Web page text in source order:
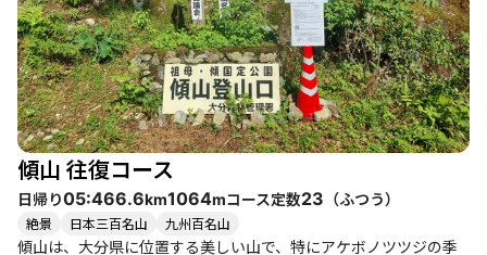
時には渡渉を経験し、自然の中での冒険感を味わいます。 また、
傾山の魅力は登山だけに留まらず、周辺には長湯温泉や竹田市の
観光スポットもあり、登山後のリフレッシュにも最適です。特
に、長湯温泉の重炭酸泉は疲れを癒してくれることでしょう。登
山者たちは、山行の後に仲間とともに乾杯を楽しむことも多く、
充実した一日を過ごすことができます。 このコースは、体力に自
信がある方や、仲間と共に挑戦したい方におすすめです。登山の
途中で見られる美しい景色や、達成感を味わいながら、自然の中
での静けさや開放感を存分に楽しんでください。
傾山 往復コース
日帰り05:466.6km1064mコース定数23 （ふつう）
絶景 日本三百名山 九州百名山
傾山は、大分県に位置する美しい山で、特にアケボノツツジの季